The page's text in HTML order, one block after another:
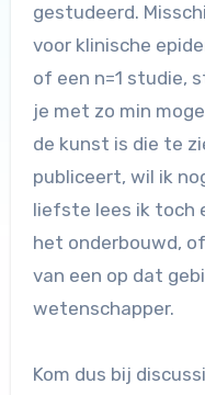
gestudeerd.
voor klinische
of een n=1 studie,
je met zo min
de kunst is die te
publiceert, wil ik
liefste lees ik toch
het onderbouwd,
van een op dat
wetenschapper.
Kom dus bij